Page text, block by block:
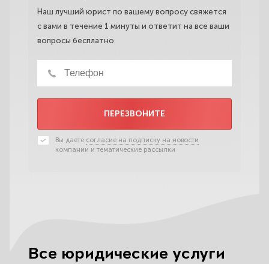
Наш лучший юрист по вашему вопросу свяжется
с вами в течение 1 минуты и ответит на все ваши
вопросы бесплатно
ПЕРЕЗВОНИТЕ
Вы даете согласие на подписку на новости
компании и тематические рассылки
Все юридические услуги